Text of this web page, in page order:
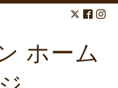
ホーム